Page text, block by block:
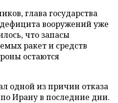
глава государства
вооружений уже
что запасы
ракет и средств
остаются
одной из причин отказа
Ирану в последние дни.